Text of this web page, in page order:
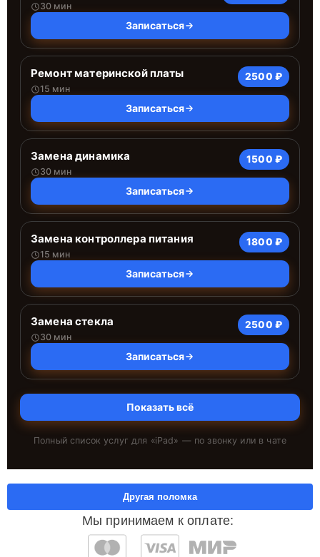
30 мин
Записаться
Ремонт материнской платы
15 мин
2500 ₽
Записаться
Замена динамика
30 мин
1500 ₽
Записаться
Замена контроллера питания
15 мин
1800 ₽
Записаться
Замена стекла
30 мин
2500 ₽
Записаться
Показать всё
Полный список услуг для «iPad» — по звонку или в чате
Мы принимаем к оплате:
Другая поломка